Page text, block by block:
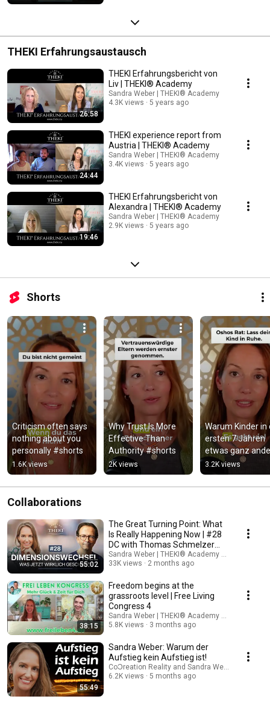
THEKI Erfahrungsaustausch
26:58
THEKI Erfahrungsbericht von
Liv | THEKI® Academy
Sandra Weber | THEKI® Academy
4.3K views
5 years ago
24:44
THEKI experience report from
Austria | THEKI® Academy
Sandra Weber | THEKI® Academy
3.4K views
5 years ago
19:46
THEKI Erfahrungsbericht von
Alexandra | THEKI® Academy
Sandra Weber | THEKI® Academy
2.9K views
5 years ago
Shorts
Criticism often says
nothing about you
personally #shorts
1.6K views
Why Trust Is More
Effective Than
Authority #shorts
2K views
Warum Kinder in
ersten 7 Jahren
etwas ganz
brauchen
3.2K views
Collaborations
55:02
The Great Turning Point: What
Is Really Happening Now | #28
DC with Thomas Schmelzer
(Mystica TV)
Sandra Weber | THEKI® Academy and MYSTICA
33K views
2 months ago
38:15
Freedom begins at the
grassroots level | Free Living
Congress 4
Sandra Weber | THEKI® Academy and Carmen
5.8K views
3 months ago
55:49
Sandra Weber: Warum der
Aufstieg kein Aufstieg ist!
CoƆreation Reality and Sandra Weber | THEKI®
6.2K views
5 months ago